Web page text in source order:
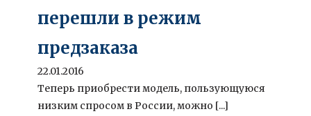
перешли в режим
предзаказа
22.01.2016
Теперь приобрести модель, пользующуюся
низким спросом в России, можно [...]